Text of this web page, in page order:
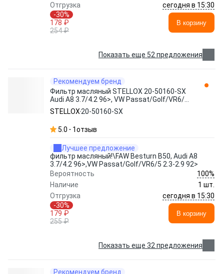
Отгрузка
сегодня в 15:30
-30%
178 ₽
254 ₽
В корзину
Показать еще 52 предложения
Рекомендуем бренд
Фильтр масляный STELLOX 20-50160-SX
Audi A8 3.7/4.2 96>, VW Passat/Golf/VR6/5
2.3-2.9 92>
STELLOX 20-50160-SX
5.0 1отзыв
Лучшее предложение
фильтр масляный!\FAW Besturn B50, Audi A8
3.7/4.2 96>,VW Passat/Golf/VR6/5 2.3-2.9 92>
Вероятность
100%
Наличие
1 шт.
Отгрузка
сегодня в 15:30
-30%
179 ₽
255 ₽
В корзину
Показать еще 32 предложения
Рекомендуем бренд